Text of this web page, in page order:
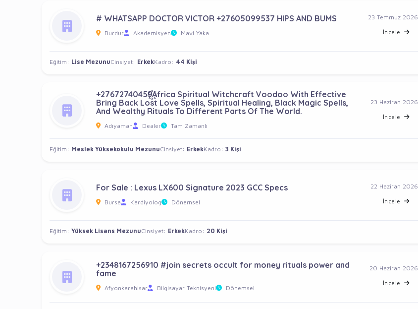
# WHATSAPP DOCTOR VICTOR +27605099537 HIPS AND BUMS
Burdur Akademisyen Mavi Yaka
23 Temmuz 2026
İncele
Eğitim: Lise MezunuCinsiyet: ErkekKadro: 44 Kişi
+27672740459꙰Africa Spiritual Witchcraft Voodoo With Effective
Bring Back Lost Love Spells, Spiritual Healing, Black Magic Spells,
And Wealthy Rituals To Different Parts Of The World.
Adıyaman Dealer Tam Zamanlı
23 Haziran 2026
İncele
Eğitim: Meslek Yüksekokulu MezunuCinsiyet: ErkekKadro: 3 Kişi
For Sale : Lexus LX600 Signature 2023 GCC Specs
Bursa Kardiyolog Dönemsel
22 Haziran 2026
İncele
Eğitim: Yüksek Lisans MezunuCinsiyet: ErkekKadro: 20 Kişi
+2348167256910 #join secrets occult for money rituals power and
fame
Afyonkarahisar Bilgisayar Teknisyeni Dönemsel
20 Haziran 2026
İncele